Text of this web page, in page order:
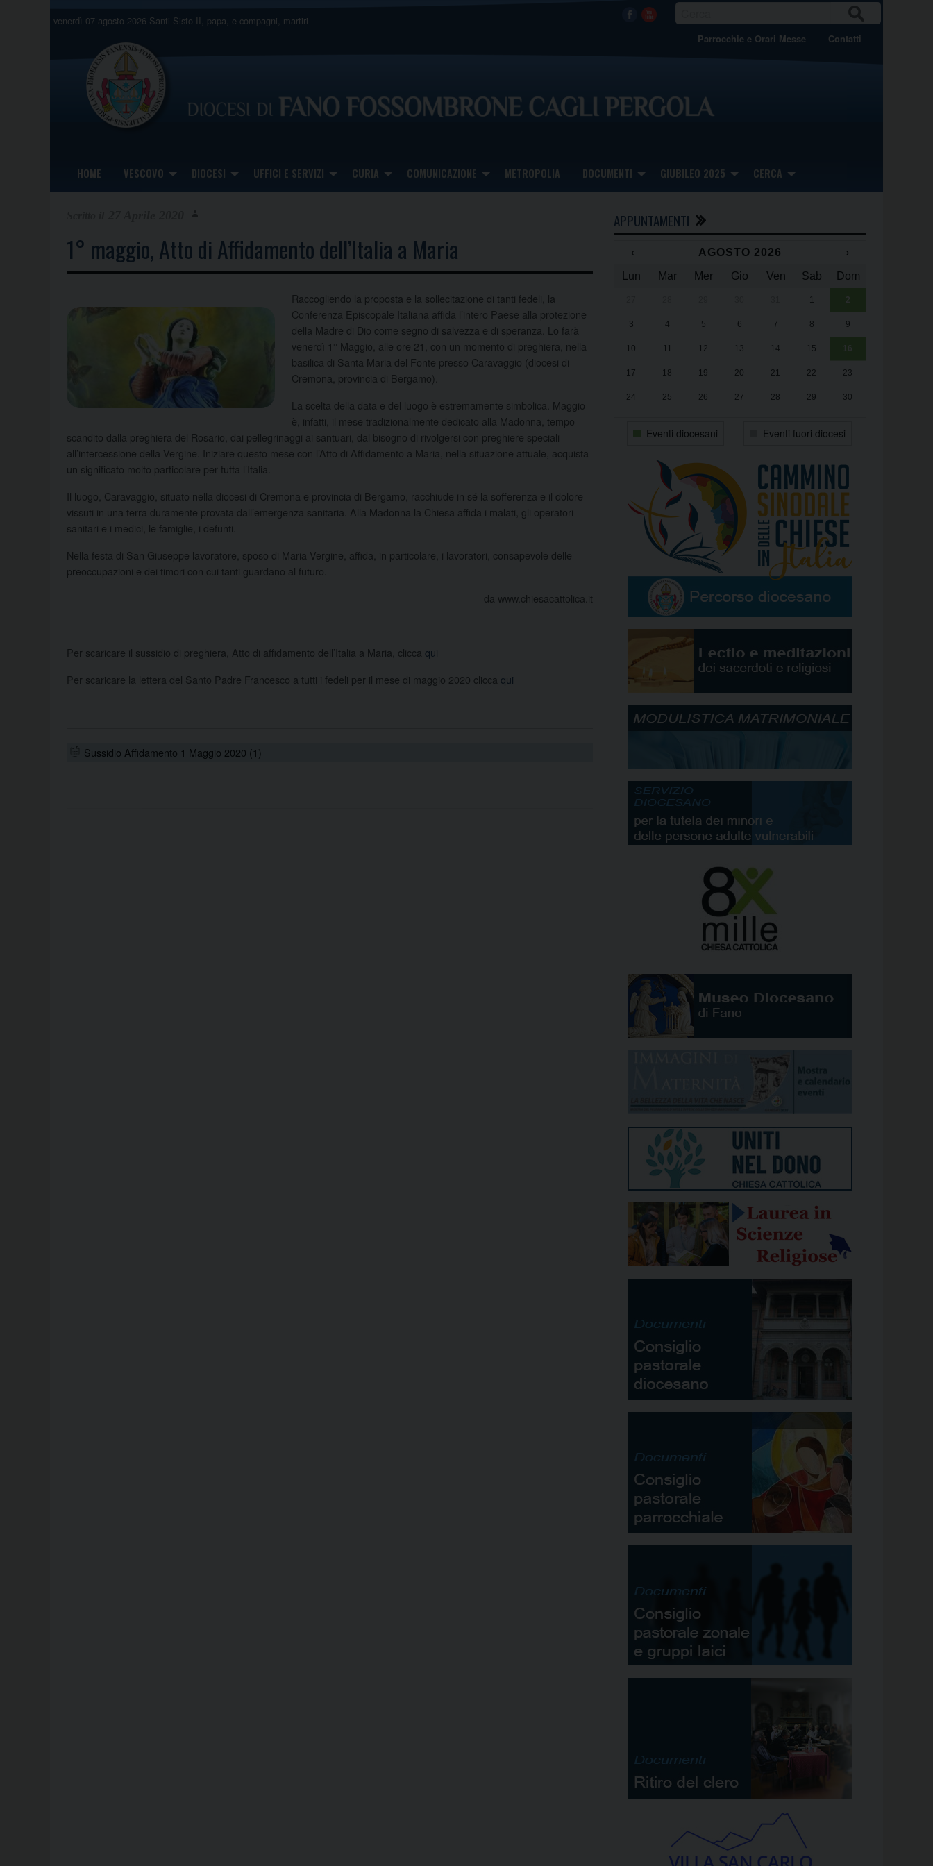
venerdì 07 agosto 2026 Santi Sisto II, papa, e compagni, martiri Facebook
Youtube CA
Parrocchie e Orari Messe Contatti
HOME VESCOVO DIOCESI UFFICI E SERVIZI CURIA COMUNICAZIONE METROPOLIA DOCUMENTI GIUBILEO 2025 CERCA
1° maggio, Atto di Affidamento dell’Italia a Maria
Raccogliendo la proposta e la sollecitazione di tanti fedeli, la
Conferenza Episcopale Italiana affida l’intero Paese alla protezione
della Madre di Dio come segno di salvezza e di speranza. Lo farà
venerdì 1° Maggio, alle ore 21, con un momento di preghiera, nella
basilica di Santa Maria del Fonte presso Caravaggio (diocesi di
Cremona, provincia di Bergamo).
La scelta della data e del luogo è estremamente simbolica. Maggio
è, infatti, il mese tradizionalmente dedicato alla Madonna, tempo
scandito dalla preghiera del Rosario, dai pellegrinaggi ai santuari, dal bisogno di rivolgersi con preghiere speciali
all’intercessione della Vergine. Iniziare questo mese con l’Atto di Affidamento a Maria, nella situazione attuale, acquista
un significato molto particolare per tutta l’Italia.
Il luogo, Caravaggio, situato nella diocesi di Cremona e provincia di Bergamo, racchiude in sé la sofferenza e il dolore
vissuti in una terra duramente provata dall’emergenza sanitaria. Alla Madonna la Chiesa affida i malati, gli operatori
sanitari e i medici, le famiglie, i defunti.
Nella festa di San Giuseppe lavoratore, sposo di Maria Vergine, affida, in particolare, i lavoratori, consapevole delle
preoccupazioni e dei timori con cui tanti guardano al futuro.
da www.chiesacattolica.it
Per scaricare il sussidio di preghiera, Atto di affidamento dell’Italia a Maria, clicca qui
Per scaricare la lettera del Santo Padre Francesco a tutti i fedeli per il mese di maggio 2020 clicca qui
Sussidio Affidamento 1 Maggio 2020 (1)
APPUNTAMENTI
‹ AGOSTO 2026
›
Lun
Mar Mer Gio Ven Sab Dom
1 2
3 4 5 6 7 8 9
10 11 12 13 14 15 16
17 18 19 20 21 22 23
24 25 26 27 28 29 30
Eventi diocesani Eventi fuori diocesi